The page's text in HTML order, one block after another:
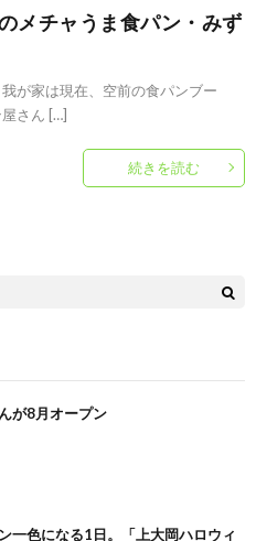
メチャうま食パン・みず
が家は現在、空前の食パンブー
さん […]
続きを読む
が8月オープン
一色になる1日。「上大岡ハロウィ